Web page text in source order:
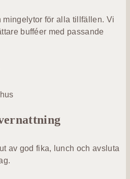
mingelytor för alla tillfällen. Vi
bufféer med passande
av god fika, lunch och avsluta